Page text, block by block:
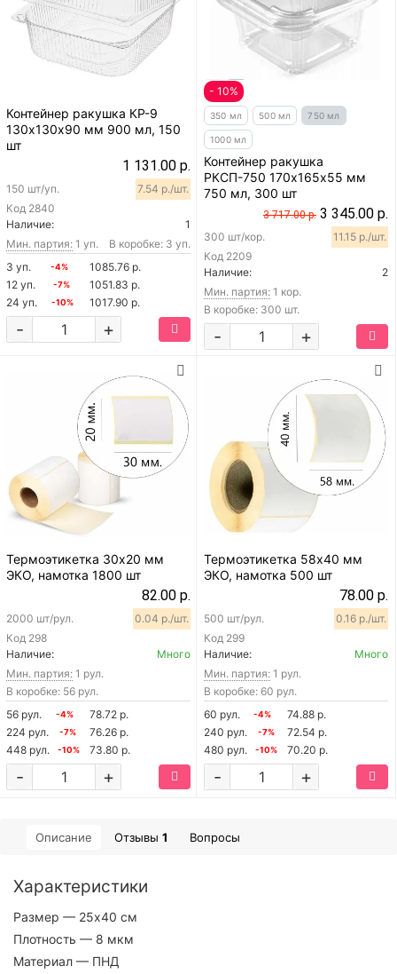
Контейнер ракушка КР-9
130х130х90 мм 900 мл, 150
шт
1 131.00 р.
Код 2840
150 шт/уп. 7.54 р./шт.
Наличие:
1
Мин. партия: 1 уп.
В коробке: 3 уп.
3 уп.
-4%
1085.76 р.
12 уп.
-7%
1051.83 р.
24 уп.
-10% 1017.90 р.
+
-
- 10%
350 мл 500 мл 750 мл
1000 мл
Контейнер ракушка
РКСП-750 170х165х55 мм
750 мл, 300 шт
3 717.00 р. 3 345.00 р.
Код 2209
300 шт/кор. 11.15 р./шт.
Наличие:
2
Мин. партия: 1 кор.
В коробке: 300 шт.
+
-
Термоэтикетка 30х20 мм
ЭКО, намотка 1800 шт
82.00 р.
Код 298
2000 шт/рул. 0.04 р./шт.
Наличие:
Много
Мин. партия: 1 рул.
В коробке: 56 рул.
56 рул.
-4%
78.72 р.
224 рул.
-7%
76.26 р.
448 рул.
-10% 73.80 р.
+
-
Термоэтикетка 58х40 мм
ЭКО, намотка 500 шт
78.00 р.
Код 299
500 шт/рул. 0.16 р./шт.
Наличие:
Много
Мин. партия: 1 рул.
В коробке: 60 рул.
60 рул.
-4%
74.88 р.
240 рул.
-7%
72.54 р.
480 рул.
-10% 70.20 р.
+
-
Описание Отзывы 1 Вопросы
Характеристики
Размер — 25х40 см
Плотность — 8 мкм
Материал — ПНД